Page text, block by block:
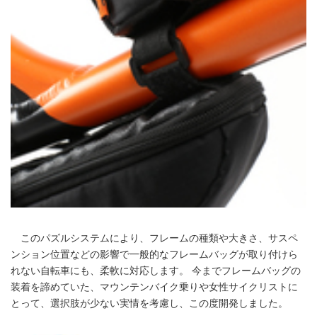
このパズルシステムにより、フレームの種類や大きさ、サスペ
ンション位置などの影響で一般的なフレームバッグが取り付けら
れない自転車にも、柔軟に対応します。 今までフレームバッグの
装着を諦めていた、マウンテンバイク乗りや女性サイクリストに
とって、選択肢が少ない実情を考慮し、この度開発しました。